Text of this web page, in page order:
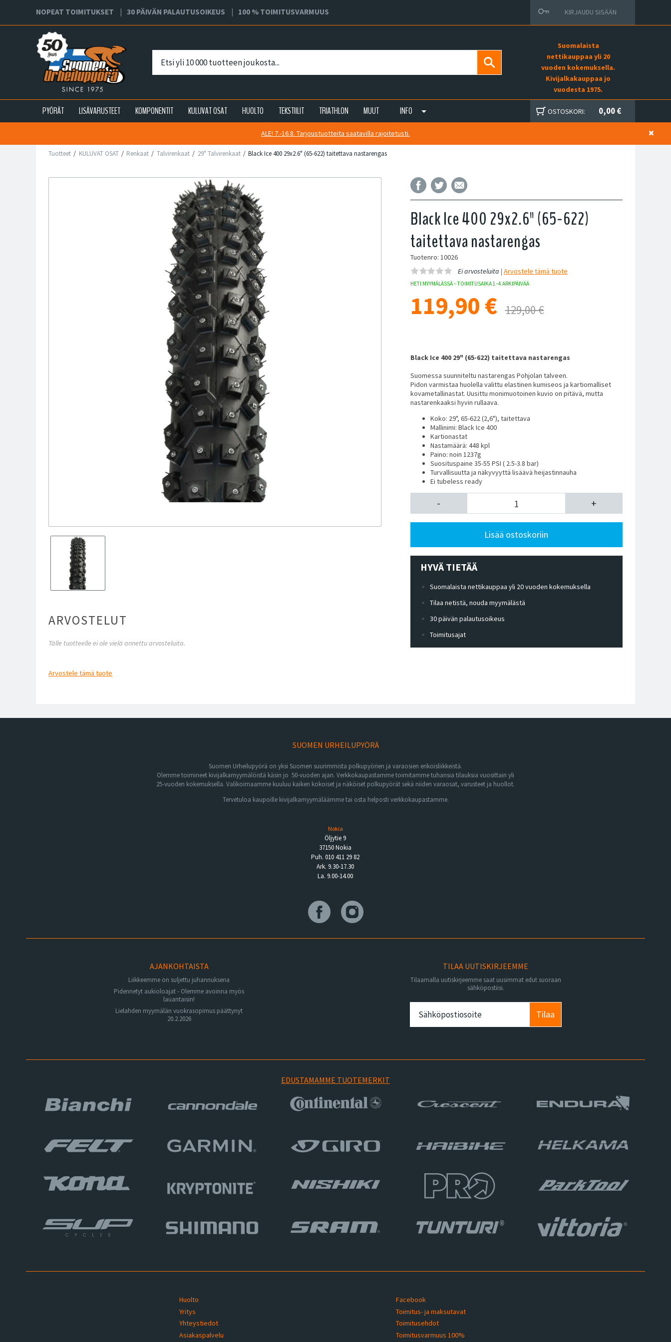
NOPEAT TOIMITUKSET 30 PÄIVÄN PALAUTUSOIKEUS 100 % TOIMITUSVARMUUS KIRJAUDU SISÄÄN
Suomalaista
nettikauppaa yli 20
vuoden kokemuksella.
Kivijalkakauppaa jo
vuodesta 1975.
PYÖRÄT LISÄVARUSTEET KOMPONENTIT KULUVAT OSAT HUOLTO TEKSTIILIT TRIATHLON MUUT INFO OSTOSKORI: 0,00 €
ALE! 7.-16.8. Tarjoustuotteita saatavilla rajoitetusti.
Tuotteet KULUVAT OSAT Renkaat Talvirenkaat 29" Talvirenkaat Black Ice 400 29x2.6" (65-622) taitettava nastarengas
ARVOSTELUT
Tälle tuotteelle ei ole vielä annettu arvosteluita.
Arvostele tämä tuote
Black Ice 400 29x2.6" (65-622)
taitettava nastarengas
Tuotenro: 10026
Ei arvosteluita | Arvostele tämä tuote
HETI MYYMÄLÄSSÄ – TOIMITUSAIKA 1–4 ARKIPÄIVÄÄ
119,90 € 129,00 €
Black Ice 400 29" (65-622) taitettava nastarengas
Suomessa suunniteltu nastarengas Pohjolan talveen.
Pidon varmistaa huolella valittu elastinen kumiseos ja kartiomalliset
kovametallinastat. Uusittu monimuotoinen kuvio on pitävä, mutta
nastarenkaaksi hyvin rullaava.
Koko: 29", 65-622 (2,6"), taitettava
Mallinimi: Black Ice 400
Kartionastat
Nastamäärä: 448 kpl
Paino: noin 1237g
Suosituspaine 35-55 PSI ( 2.5-3.8 bar)
Turvallisuutta ja näkyvyyttä lisäävä heijastinnauha
Ei tubeless ready
- +
Lisää ostoskoriin
HYVÄ TIETÄÄ
Suomalaista nettikauppaa yli 20 vuoden kokemuksella
Tilaa netistä, nouda myymälästä
30 päivän palautusoikeus
Toimitusajat
SUOMEN URHEILUPYÖRÄ
Suomen Urheilupyörä on yksi Suomen suurimmista polkupyörien ja varaosien erikoisliikkeistä.
Olemme toimineet kivijalkamyymälöistä käsin jo 50-vuoden ajan. Verkkokaupastamme toimitamme tuhansia tilauksia vuosittain yli
25-vuoden kokemuksella. Valikoimaamme kuuluu kaiken kokoiset ja näköiset polkupyörät sekä niiden varaosat, varusteet ja huollot.
Tervetuloa kaupoille kivijalkamyymäläämme tai osta helposti verkkokaupastamme.
Nokia
Öljytie 9
37150 Nokia
Puh. 010 411 29 82
Ark. 9.30-17.30
La. 9.00-14.00
AJANKOHTAISTA
Liikkeemme on suljettu juhannuksena
Pidennetyt aukioloajat - Olemme avoinna myös
lauantaisin!
Lielahden myymälän vuokrasopimus päättynyt
20.2.2026
TILAA UUTISKIRJEEMME
Tilaamalla uutiskirjeemme saat uusimmat edut suoraan
sähköpostiisi.
Tilaa
EDUSTAMAMME TUOTEMERKIT
Huolto
Yritys
Yhteystiedot
Asiakaspalvelu
Facebook
Toimitus- ja maksutavat
Toimitusehdot
Toimitusvarmuus 100%